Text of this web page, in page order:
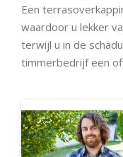
Een
waardoor u lekker
terwijl u in de
timmerbedrijf een